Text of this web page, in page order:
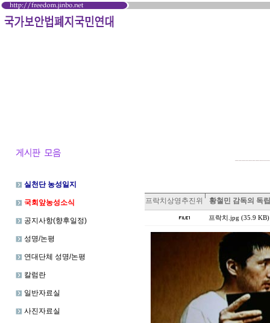
실천단 농성일지
국회앞농성소식
공지사항(향후일정)
성명/논평
연대단체 성명/논평
칼럼란
일반자료실
사진자료실
프락치상영추진위 황철민 감독의 독
프락치.jpg (35.9 KB)